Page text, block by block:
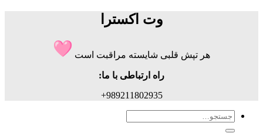
وت اکسترا
هر تپش قلبی شایسته مراقبت است
راه ارتباطی با ما:
989211802935+
جستجو